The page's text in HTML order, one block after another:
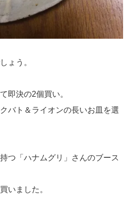
ょう。
即決の2個買い。
バト＆ライオンの長いお皿を選
つ「ハナムグリ」さんのブース
いました。